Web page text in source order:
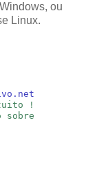
ou
Linux.
!